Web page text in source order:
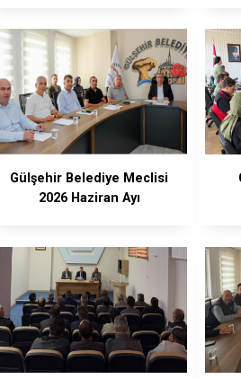
Gülşehir Belediye Meclisi
2026 Haziran Ayı